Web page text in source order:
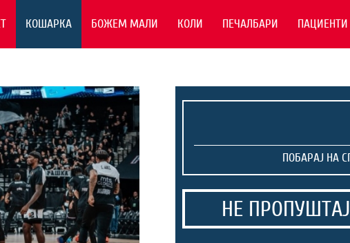
КОШАРКА БОЖЕМ МАЛИ КОЛИ ПЕЧАЛБАРИ ПАЦИЕНТИ
НЕ ПРОПУШТАЈ